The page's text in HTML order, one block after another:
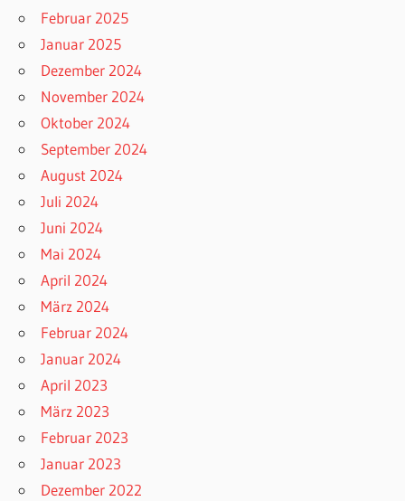
Februar 2025
Januar 2025
Dezember 2024
November 2024
Oktober 2024
September 2024
August 2024
Juli 2024
Juni 2024
Mai 2024
April 2024
März 2024
Februar 2024
Januar 2024
April 2023
März 2023
Februar 2023
Januar 2023
Dezember 2022